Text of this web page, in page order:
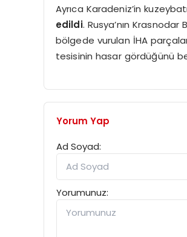
Ayrıca Karadeniz’in
edildi. Rusya’nın
bölgede vurulan İHA
tesisinin hasar gördüğünü
Yorum Yap
Ad Soyad:
Yorumunuz: